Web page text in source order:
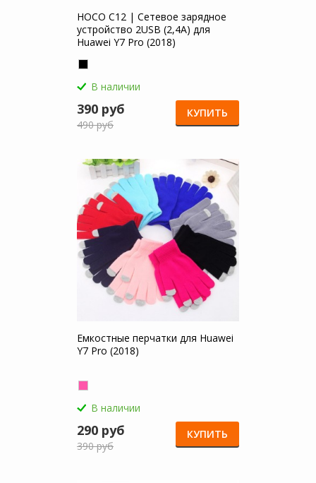
HOCO C12 | Сетевое зарядное
устройство 2USB (2,4А) для
Huawei Y7 Pro (2018)
В наличии
390 руб
490 руб
КУПИТЬ
Емкостные перчатки для Huawei
Y7 Pro (2018)
В наличии
290 руб
390 руб
КУПИТЬ